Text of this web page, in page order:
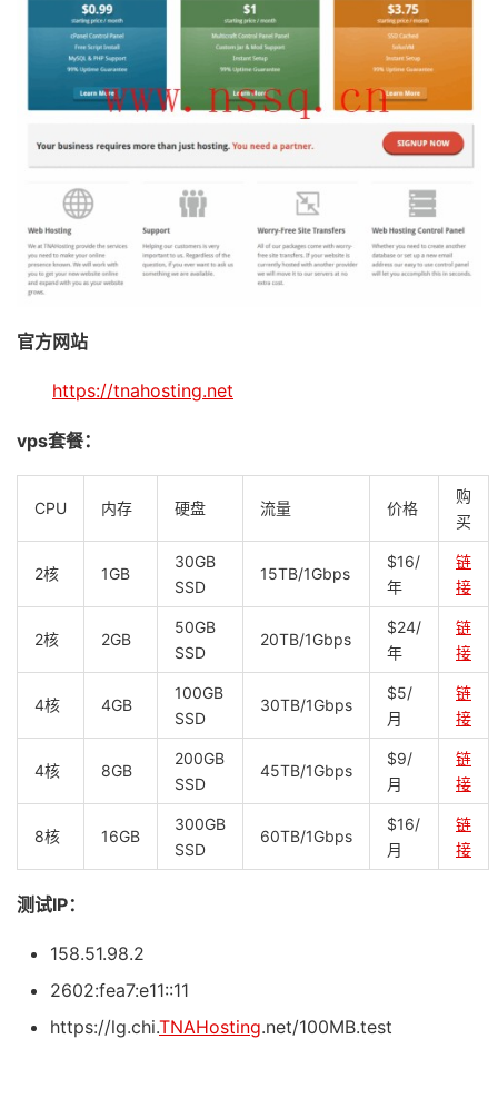
官方网站
https://tnahosting.net
vps套餐：
CPU 内存 硬盘 流量 价格
购
买
2核 1GB
30GB
SSD
15TB/1Gbps
$16/
年
链
接
2核 2GB
50GB
SSD
20TB/1Gbps
$24/
年
链
接
4核 4GB
100GB
SSD
30TB/1Gbps
$5/
月
链
接
4核 8GB
200GB
SSD
45TB/1Gbps
$9/
月
链
接
8核 16GB
300GB
SSD
60TB/1Gbps
$16/
月
链
接
测试IP：
158.51.98.2
2602:fea7:e11::11
https://lg.chi.TNAHosting.net/100MB.test